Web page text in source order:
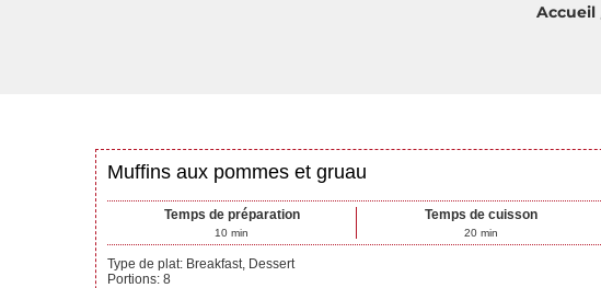
Accueil
Muffins aux pommes et gruau
Temps de préparation
10 min
Temps de cuisson
20 min
Type de plat: Breakfast, Dessert
Portions: 8